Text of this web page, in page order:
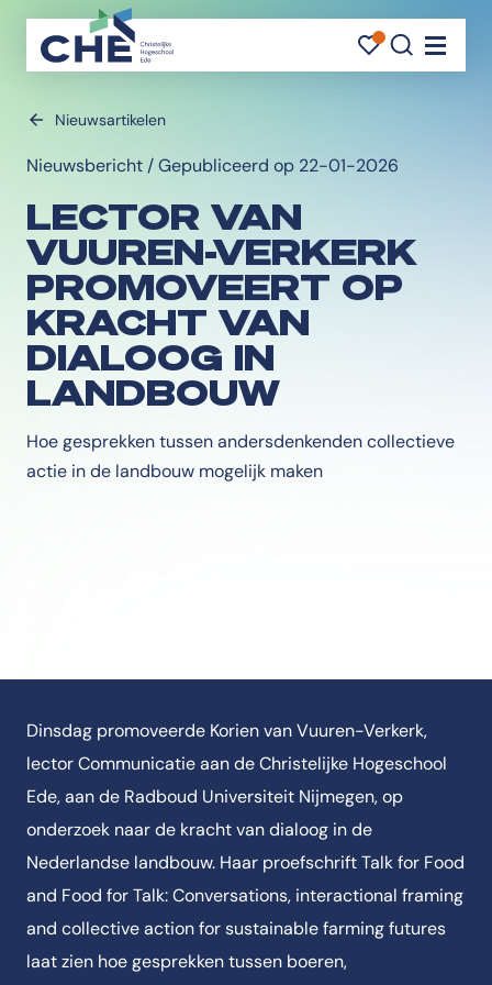
Nieuwsartikelen
Nieuwsbericht / Gepubliceerd op 22-01-2026
LECTOR VAN
VUUREN-VERKERK
PROMOVEERT OP
KRACHT VAN
DIALOOG IN
LANDBOUW
Hoe gesprekken tussen andersdenkenden collectieve
actie in de landbouw mogelijk maken
Dinsdag promoveerde Korien van Vuuren-Verkerk,
lector Communicatie aan de Christelijke Hogeschool
Ede, aan de Radboud Universiteit Nijmegen, op
onderzoek naar de kracht van dialoog in de
Nederlandse landbouw. Haar proefschrift Talk for Food
and Food for Talk: Conversations, interactional framing
and collective action for sustainable farming futures
laat zien hoe gesprekken tussen boeren,